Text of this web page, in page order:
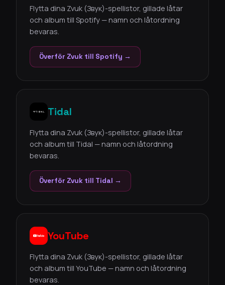
Flytta dina Zvuk (Звук)-spellistor, gillade låtar
och album till Spotify — namn och låtordning
bevaras.
Överför Zvuk till Spotify →
Tidal
Flytta dina Zvuk (Звук)-spellistor, gillade låtar
och album till Tidal — namn och låtordning
bevaras.
Överför Zvuk till Tidal →
YouTube
Flytta dina Zvuk (Звук)-spellistor, gillade låtar
och album till YouTube — namn och låtordning
bevaras.